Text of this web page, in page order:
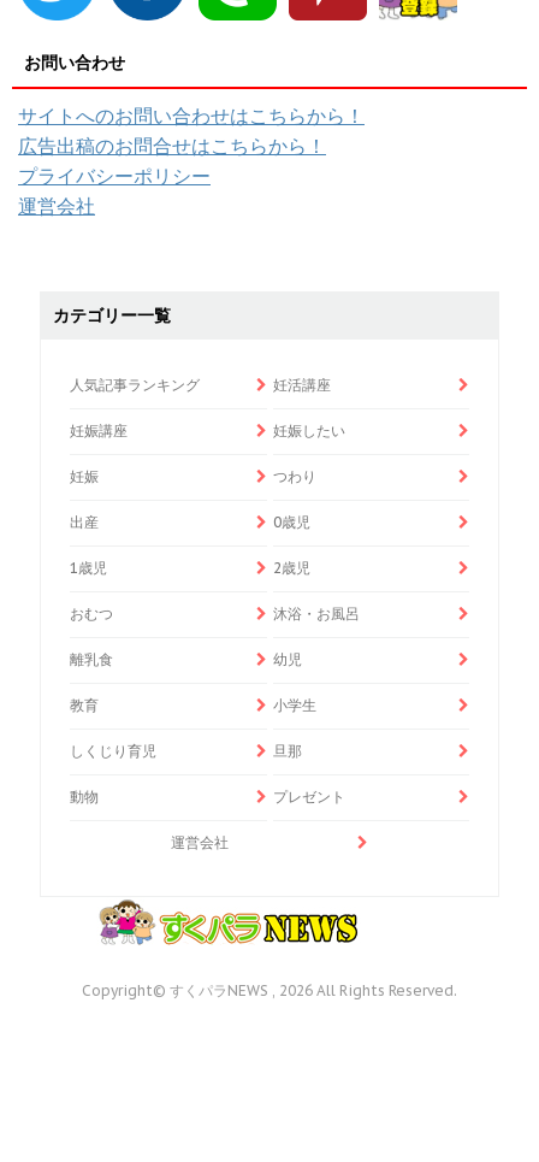
お問い合わせ
サイトへのお問い合わせはこちらから！
広告出稿のお問合せはこちらから！
プライバシーポリシー
運営会社
カテゴリー一覧
人気記事ランキング 妊活講座
妊娠講座 妊娠したい
妊娠 つわり
出産 0歳児
1歳児 2歳児
おむつ 沐浴・お風呂
離乳食 幼児
教育 小学生
しくじり育児 旦那
動物 プレゼント
運営会社
Copyright© すくパラNEWS , 2026 All Rights Reserved.